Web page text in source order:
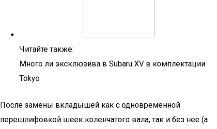
Читайте также:
Много ли эксклюзива в Subaru XV в комплектации
Tokyo
После замены вкладышей как с одновременной
перешлифовкой шеек коленчатого вала, так и без нее (а